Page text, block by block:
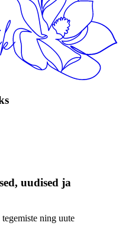
uudised ja
ning uute